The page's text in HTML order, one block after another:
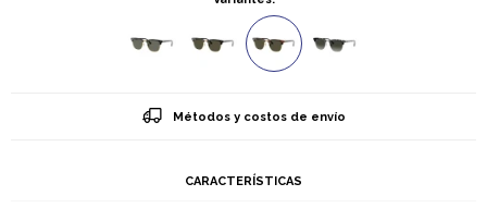
Métodos y costos de envío
CARACTERÍSTICAS